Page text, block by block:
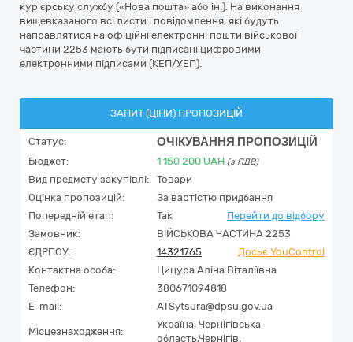
кур’єрську службу («Нова пошта» або ін.). На виконання
вищевказаного всі листи і повідомлення, які будуть
направлятися на офіційні електронні пошти військової
частини 2253 мають бути підписані цифровими
електронними підписами (КЕП/УЕП).
ЗАПИТ (ЦІНИ) ПРОПОЗИЦІЙ
Статус: ОЧІКУВАННЯ ПРОПОЗИЦІЙ
Бюджет: 1 150 200 UAH (з ПДВ)
Вид предмету закупівлі:
Товари
Оцінка пропозицій:
За вартістю придбання
Попередній етап:
Так
Перейти до відбору
Замовник:
ВІЙСЬКОВА ЧАСТИНА 2253
ЄДРПОУ:
14321765
Досьє YouControl
Контактна особа:
Цицура Аліна Віталіївна
Телефон:
380671094818
E-mail:
ATSytsura@dpsu.gov.ua
Місцезнаходження:
Україна, Чернігівська
область,Чернігів,